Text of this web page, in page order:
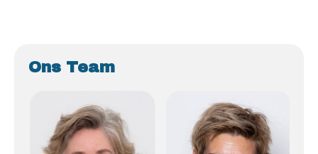
Ons Team